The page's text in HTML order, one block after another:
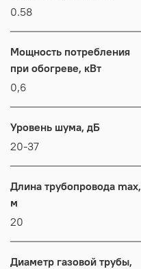
0.58
Мощность потребления
при обогреве, кВт
0,6
Уровень шума, дБ
20-37
Длина трубопровода max,
м
20
Диаметр газовой трубы,